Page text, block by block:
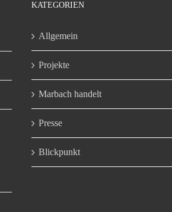
KATEGORIEN
Allgemein
Projekte
Marbach handelt
Presse
Blickpunkt